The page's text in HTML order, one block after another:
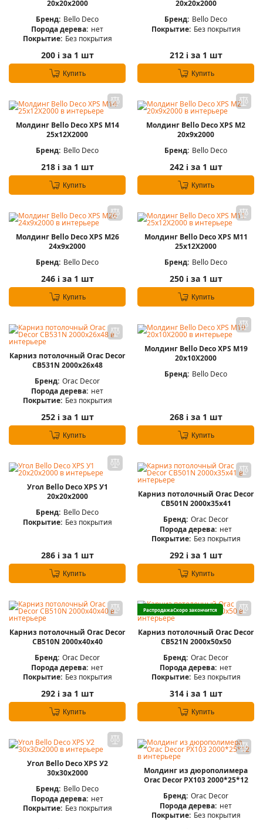
20х20х2000
Бренд: Bello Deco
Порода дерева: нет
Покрытие: Без покрытия
200 iза 1 шт
Купить
20х20х2000
Бренд: Bello Deco
Покрытие: Без покрытия
212 iза 1 шт
Купить
Молдинг Bello Deco XPS М14
25х12Х2000
Бренд: Bello Deco
218 iза 1 шт
Купить
Молдинг Bello Deco XPS М2
20х9х2000
Бренд: Bello Deco
242 iза 1 шт
Купить
Молдинг Bello Deco XPS М26
24х9х2000
Бренд: Bello Deco
246 iза 1 шт
Купить
Молдинг Bello Deco XPS М11
25х12Х2000
Бренд: Bello Deco
250 iза 1 шт
Купить
Карниз потолочный Orac Decor
CB531N 2000x26x48
Бренд: Orac Decor
Порода дерева: нет
Покрытие: Без покрытия
252 iза 1 шт
Купить
Молдинг Bello Deco XPS М19
20х10Х2000
Бренд: Bello Deco
268 iза 1 шт
Купить
Угол Bello Deco XPS У1
20х20х2000
Бренд: Bello Deco
Покрытие: Без покрытия
286 iза 1 шт
Купить
Карниз потолочный Orac Decor
CB501N 2000x35x41
Бренд: Orac Decor
Порода дерева: нет
Покрытие: Без покрытия
292 iза 1 шт
Купить
Карниз потолочный Orac Decor
CB510N 2000х40х40
Бренд: Orac Decor
Порода дерева: нет
Покрытие: Без покрытия
292 iза 1 шт
Купить
РаспродажаСкоро закончится
Карниз потолочный Orac Decor
CB521N 2000x50x50
Бренд: Orac Decor
Порода дерева: нет
Покрытие: Без покрытия
314 iза 1 шт
Купить
Угол Bello Deco XPS У2
30х30х2000
Бренд: Bello Deco
Порода дерева: нет
Покрытие: Без покрытия
Молдинг из дюрополимера
Orac Decor РХ103 2000*25*12
Бренд: Orac Decor
Порода дерева: нет
Покрытие: Без покрытия